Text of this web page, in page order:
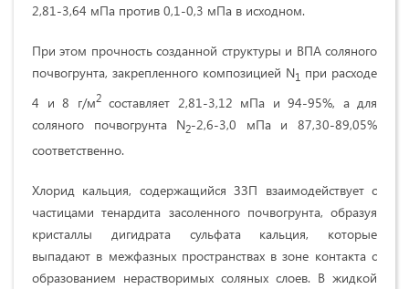
2,81-3,64 мПа против 0,1-0,3 мПа в исходном.
При этом прочность созданной структуры и ВПА соляного
почвогрунта, закрепленного композицией N1 при расходе
4 и 8 г/м2составляет 2,81-3,12 мПа и 94-95%, а для
соляного почвогрунта N2-2,6-3,0 мПа и 87,30-89,05%
соответственно.
Хлорид кальция, содержащийся ЗЗП взаимодействует с
частицами тенардита засоленного почвогрунта, образуя
кристаллы дигидрата сульфата кальция, которые
выпадают в межфазных пространствах в зоне контакта с
образованием нерастворимых соляных слоев. В жидкой